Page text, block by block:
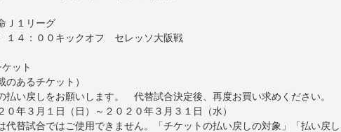
Ｊ１リーグ
１４：００キックオフ セレッソ大阪戦
ット
あるチケット）
い戻しをお願いします。 代替試合決定後、再度お買い求めください。
年３月１日（日）～２０２０年３月３１日（水）
替試合ではご使用できません。「チケットの払い戻しの対象」「払い戻し